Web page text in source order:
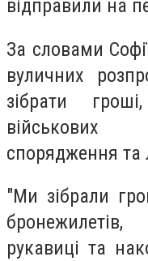
відправили на
За словами
вуличних
зібрати
військових
спорядження та
"Ми зібрали
рукавиці та